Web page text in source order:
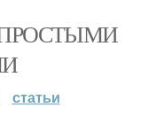
статьи